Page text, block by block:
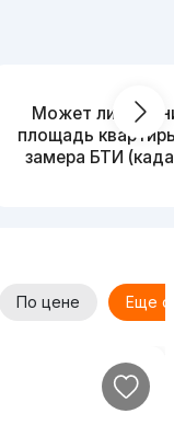
Может ли
площадь
замера БТИ
По цене Еще